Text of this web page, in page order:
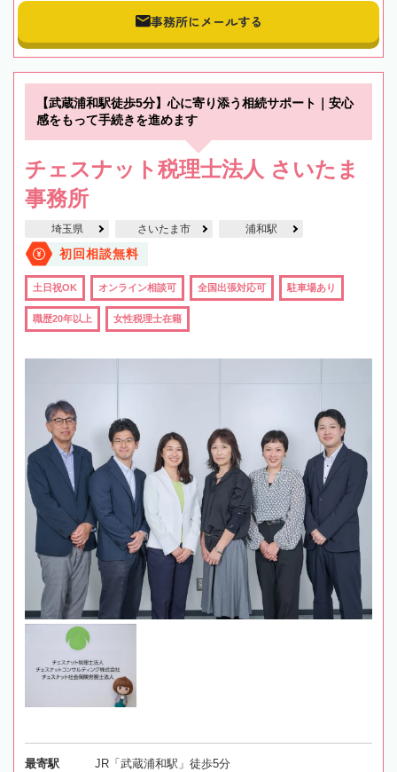
事務所にメールする
【武蔵浦和駅徒歩5分】心に寄り添う相続サポート｜安心
感をもって手続きを進めます
チェスナット税理士法人 さいたま
事務所
埼玉県 さいたま市 浦和駅
初回相談無料
土日祝OK オンライン相談可 全国出張対応可 駐車場あり
職歴20年以上 女性税理士在籍
最寄駅 JR「武蔵浦和駅」徒歩5分